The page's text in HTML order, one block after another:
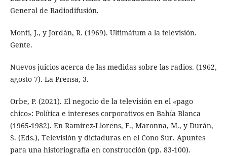
General de Radiodifusión.
Monti, J., y Jordán, R. (1969). Ultimátum a la televisión.
Gente.
Nuevos juicios acerca de las medidas sobre las radios. (1962,
agosto 7). La Prensa, 3.
Orbe, P. (2021). El negocio de la televisión en el «pago
chico»: Política e intereses corporativos en Bahía Blanca
(1965-1982). En Ramírez-Llorens, F., Maronna, M., y Durán,
S. (Eds.), Televisión y dictaduras en el Cono Sur. Apuntes
para una historiografía en construcción (pp. 83-100).